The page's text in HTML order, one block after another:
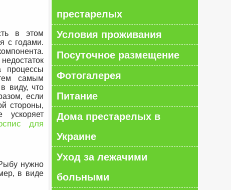
в этом
с годами.
процессы
самым
виду, что
если
стороны,
для
нужно
в виде
престарелых
Условия проживания
Посуточное размещение
Фотогалерея
Питание
Дома престарелых в
Украине
Уход за лежачими
больными